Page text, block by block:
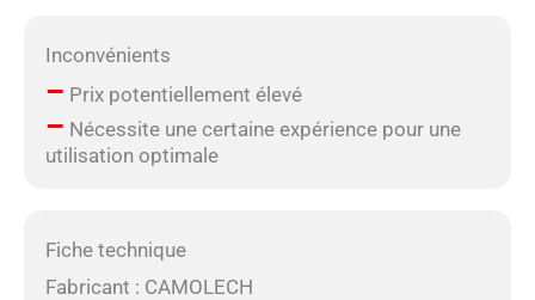
Inconvénients
– Prix potentiellement élevé
– Nécessite une certaine expérience pour une
utilisation optimale
Fiche technique
Fabricant : CAMOLECH